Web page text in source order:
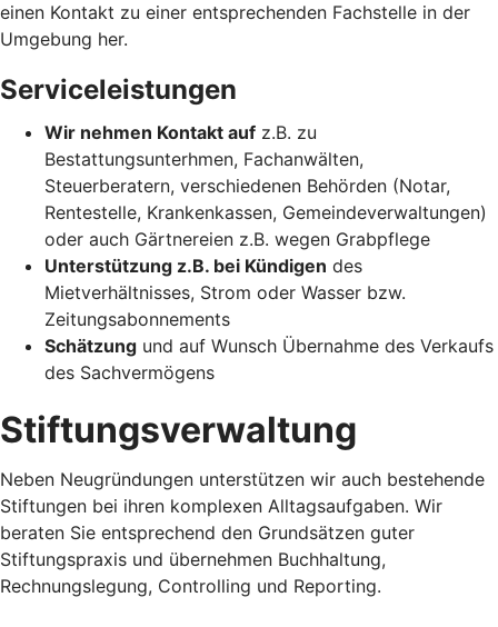
einen Kontakt zu einer entsprechenden Fachstelle in der
Umgebung her.
Serviceleistungen
Wir nehmen Kontakt auf z.B. zu
Bestattungsunterhmen, Fachanwälten,
Steuerberatern, verschiedenen Behörden (Notar,
Rentestelle, Krankenkassen, Gemeindeverwaltungen)
oder auch Gärtnereien z.B. wegen Grabpflege
Unterstützung z.B. bei Kündigen des
Mietverhältnisses, Strom oder Wasser bzw.
Zeitungsabonnements
Schätzung und auf Wunsch Übernahme des Verkaufs
des Sachvermögens
Stiftungsverwaltung
Neben Neugründungen unterstützen wir auch bestehende
Stiftungen bei ihren komplexen Alltagsaufgaben. Wir
beraten Sie entsprechend den Grundsätzen guter
Stiftungspraxis und übernehmen Buchhaltung,
Rechnungslegung, Controlling und Reporting.